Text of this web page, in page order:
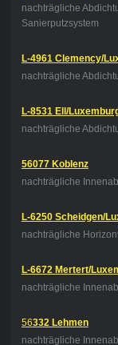
nachträgliche
Sanierputzsystem
L-4961 Clemency/
nachträgliche
L-8531 Ell/
nachträgliche
56077 Koblenz
nachträgliche
L-6250 Scheidgen/
nachträgliche
L-6672 Mertert/
nachträgliche
56332 Lehmen
nachträgliche